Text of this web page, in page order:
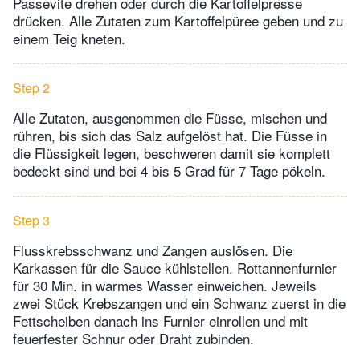
drücken. Alle Zutaten zum Kartoffelpüree geben und zu
einem Teig kneten.
Step 2
Alle Zutaten, ausgenommen die Füsse, mischen und
rühren, bis sich das Salz aufgelöst hat. Die Füsse in
die Flüssigkeit legen, beschweren damit sie komplett
bedeckt sind und bei 4 bis 5 Grad für 7 Tage pökeln.
Step 3
Flusskrebsschwanz und Zangen auslösen. Die
Karkassen für die Sauce kühlstellen. Rottannenfurnier
für 30 Min. in warmes Wasser einweichen. Jeweils
zwei Stück Krebszangen und ein Schwanz zuerst in die
Fettscheiben danach ins Furnier einrollen und mit
feuerfester Schnur oder Draht zubinden.